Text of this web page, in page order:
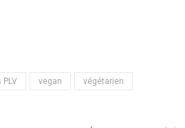
PLV vegan
végétarien